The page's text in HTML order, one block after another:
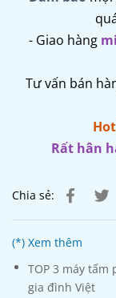
- Giao hàng
Tư vấn bán
Rất hân
Chia sẻ:
(*) Xem thêm
TOP 3 máy tấm
gia đình Việt